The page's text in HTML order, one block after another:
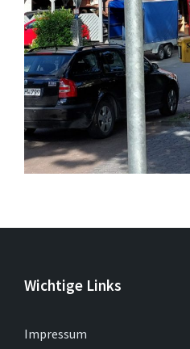
Wichtige Links
Impressum